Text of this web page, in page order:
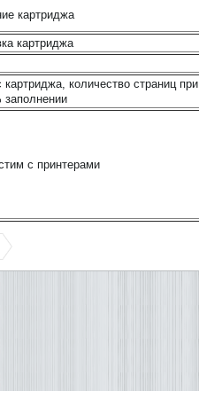
картриджа
картриджа
картриджа, количество страниц при
заполнении
с принтерами